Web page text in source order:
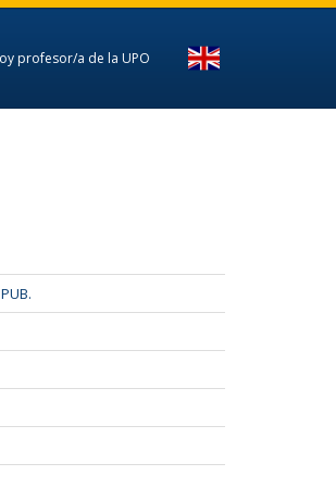
profesor/a de la UPO